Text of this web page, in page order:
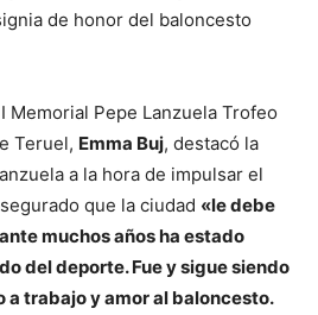
de honor del baloncesto
Memorial Pepe Lanzuela Trofeo
Teruel, Emma Buj, destacó la
a la hora de impulsar el
que la ciudad «le debe
muchos años ha estado
del deporte. Fue y sigue siendo
a trabajo y amor al baloncesto.